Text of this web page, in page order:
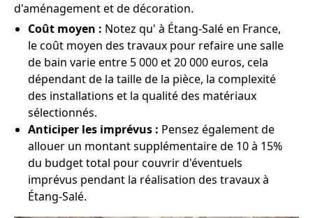
d'aménagement et de décoration.
Coût moyen : Notez qu' à Étang-Salé en France,
le coût moyen des travaux pour refaire une salle
de bain varie entre 5 000 et 20 000 euros, cela
dépendant de la taille de la pièce, la complexité
des installations et la qualité des matériaux
sélectionnés.
Anticiper les imprévus : Pensez également de
allouer un montant supplémentaire de 10 à 15%
du budget total pour couvrir d'éventuels
imprévus pendant la réalisation des travaux à
Étang-Salé.